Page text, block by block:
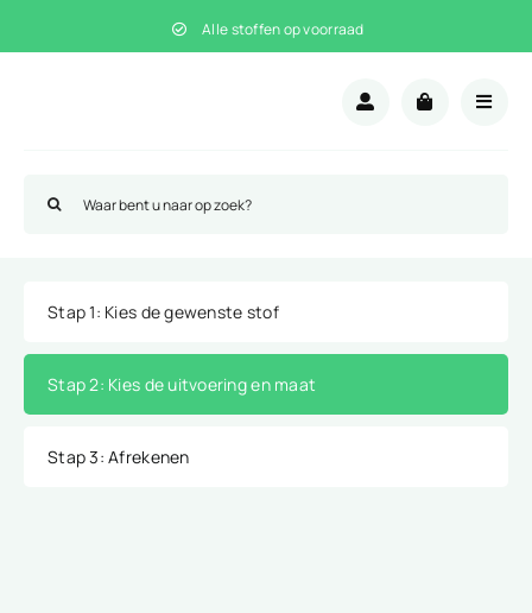
naar
Alle stoffen op voorraad
naar:
Stap 1: Kies de gewenste stof
Stap 2: Kies de uitvoering en maat
Stap 3: Afrekenen